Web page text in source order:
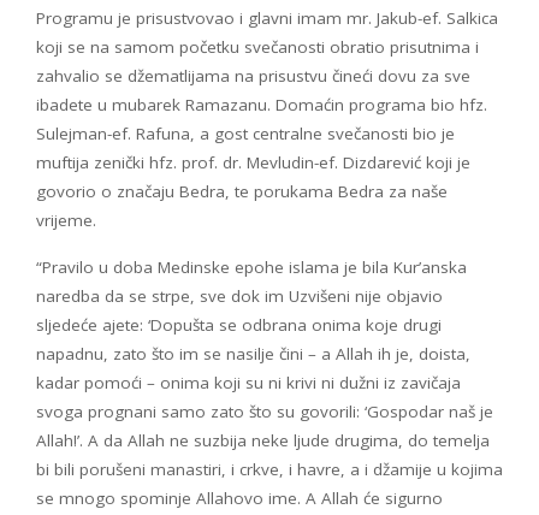
Programu je prisustvovao i glavni imam mr. Jakub-ef. Salkica
koji se na samom početku svečanosti obratio prisutnima i
zahvalio se džematlijama na prisustvu čineći dovu za sve
ibadete u mubarek Ramazanu. Domaćin programa bio hfz.
Sulejman-ef. Rafuna, a gost centralne svečanosti bio je
muftija zenički hfz. prof. dr. Mevludin-ef. Dizdarević koji je
govorio o značaju Bedra, te porukama Bedra za naše
vrijeme.
“Pravilo u doba Medinske epohe islama je bila Kur’anska
naredba da se strpe, sve dok im Uzvišeni nije objavio
sljedeće ajete: ‘Dopušta se odbrana onima koje drugi
napadnu, zato što im se nasilje čini – a Allah ih je, doista,
kadar pomoći – onima koji su ni krivi ni dužni iz zavičaja
svoga prognani samo zato što su govorili: ‘Gospodar naš je
Allah!’. A da Allah ne suzbija neke ljude drugima, do temelja
bi bili porušeni manastiri, i crkve, i havre, a i džamije u kojima
se mnogo spominje Allahovo ime. A Allah će sigurno